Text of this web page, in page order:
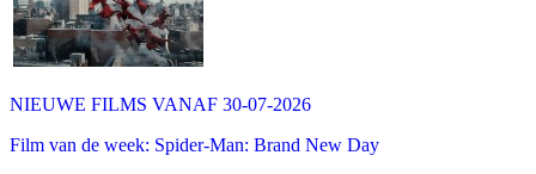
NIEUWE FILMS VANAF 30-07-2026
Film van de week: Spider-Man: Brand New Day